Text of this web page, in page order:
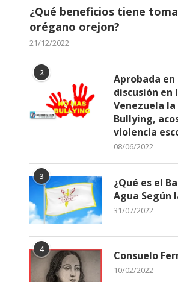
Realizará La Sociedad
Anticancerosa de La...
16/05/2026
¿Qué beneficios tiene
orégano orejon?
21/12/2022
2
Aprobada
discusión en
Venezuela
Bullying,
violencia
08/06/2022
3
¿Qué es el
Agua Según
31/07/2022
4 Consuelo
10/02/2022